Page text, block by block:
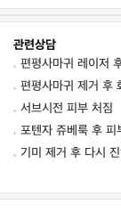
관련상담
편평사마귀 레이저
편평사마귀 제거 후
서브시전 피부 처짐
포텐자 쥬베룩 후 피
기미 제거 후 다시